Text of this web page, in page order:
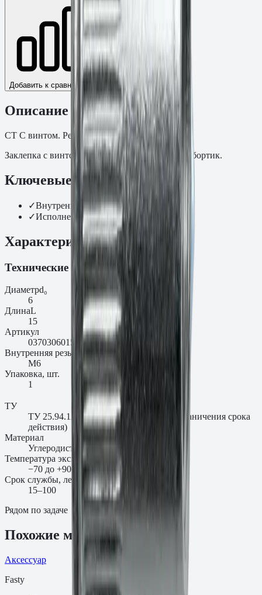
Добавить к сравнению
Описание
СТ С винтом. Резьба: M6.
Заклепка с винтом стальная M6×15, потайной бортик.
Ключевые преимущества
✓Внутренняя резьба, мм: M6
✓Исполнение: С винтом
Характеристики
Технические характеристики
Диаметрd₀
6
ДлинаL
15
Артикул
0370306015AM
Внутренняя резьба, мм
M6
Упаковка, шт.
1
ТУ
ТУ 25.94.12-003-00654724-2018 (без ограничения срока
действия)
Материал
Углеродистая сталь
Температура эксплуатации
−70 до +90 °C
Срок службы, лет
15–100
Рядом по задаче
Похожие модели
Аксессуар
Fasty